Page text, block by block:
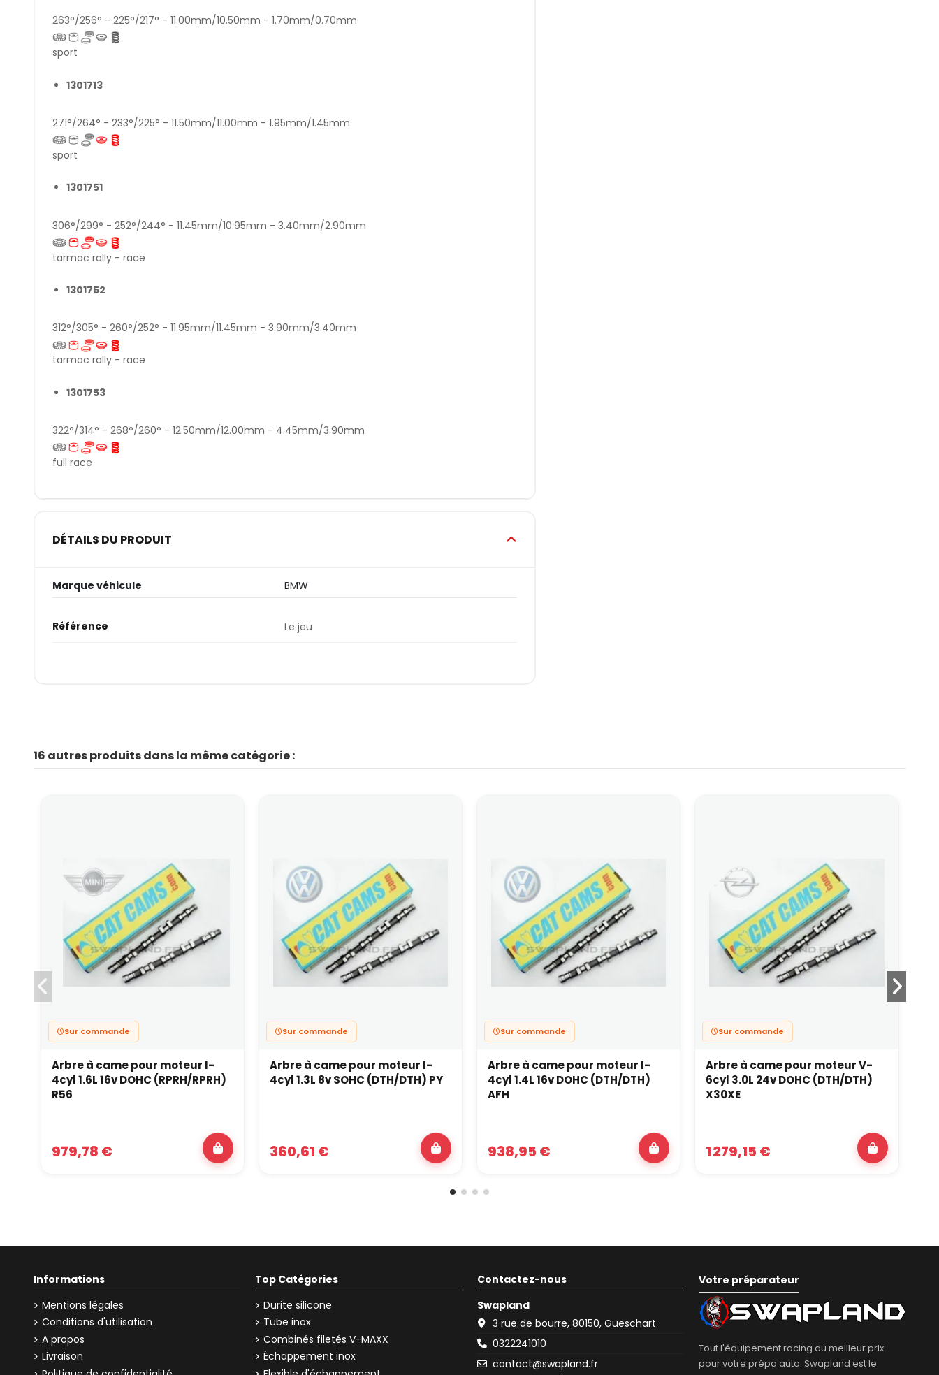
263°/256° - 225°/217° - 11.00mm/10.50mm - 1.70mm/0.70mm
sport
1301713
271°/264° - 233°/225° - 11.50mm/11.00mm - 1.95mm/1.45mm
sport
1301751
306°/299° - 252°/244° - 11.45mm/10.95mm - 3.40mm/2.90mm
tarmac rally - race
1301752
312°/305° - 260°/252° - 11.95mm/11.45mm - 3.90mm/3.40mm
tarmac rally - race
1301753
322°/314° - 268°/260° - 12.50mm/12.00mm - 4.45mm/3.90mm
full race
DÉTAILS DU PRODUIT
Marque véhicule BMW
Référence Le jeu
16 autres produits dans la même catégorie :
Sur commande
Arbre à came pour moteur I-
4cyl 1.6L 16v DOHC (RPRH/RPRH)
R56
979,78 €
Sur commande
Arbre à came pour moteur I-
4cyl 1.3L 8v SOHC (DTH/DTH) PY
360,61 €
Sur commande
Arbre à came pour moteur I-
4cyl 1.4L 16v DOHC (DTH/DTH)
AFH
938,95 €
Sur commande
Arbre à came pour moteur V-
6cyl 3.0L 24v DOHC (DTH/DTH)
X30XE
1 279,15 €
Informations
Mentions légales
Conditions d'utilisation
A propos
Livraison
Top Catégories
Durite silicone
Tube inox
Combinés filetés V-MAXX
Échappement inox
Contactez-nous
Swapland
3 rue de bourre, 80150, Gueschart
0322241010
contact@swapland.fr
Votre préparateur
Tout l'équipement racing au meilleur prix
pour votre prépa auto. Swapland est le